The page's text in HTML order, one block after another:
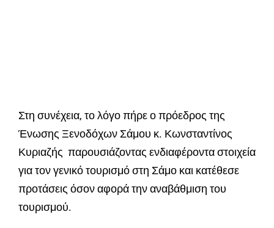
Στη συνέχεια, το λόγο πήρε ο πρόεδρος της
Ένωσης Ξενοδόχων Σάμου κ. Κωνσταντίνος
Κυριαζής παρουσιάζοντας ενδιαφέροντα στοιχεία
για τον γενικό τουρισμό στη Σάμο και κατέθεσε
προτάσεις όσον αφορά την αναβάθμιση του
τουρισμού.